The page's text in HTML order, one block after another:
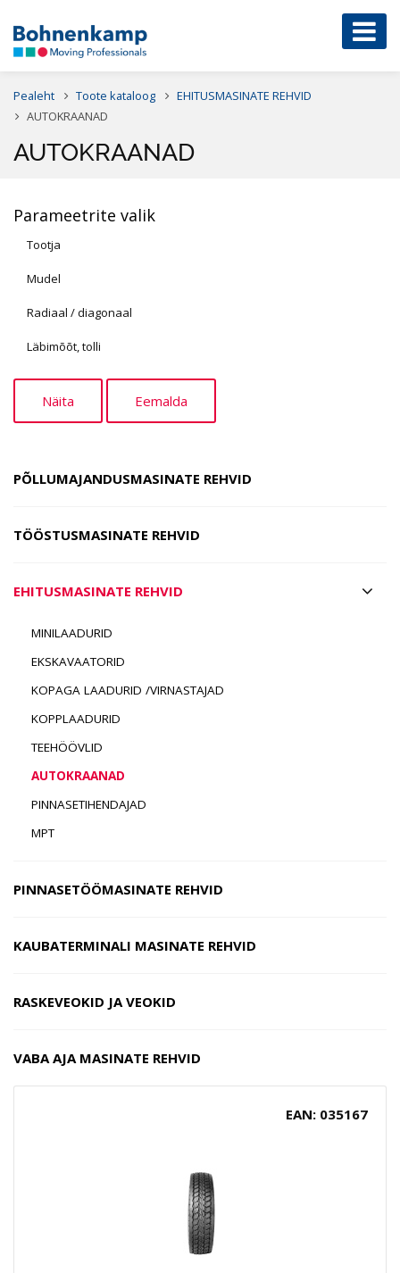
Pealeht Toote kataloog
EHITUSMASINATE REHVID
AUTOKRAANAD
AUTOKRAANAD
Parameetrite valik
Tootja
Mudel
Radiaal / diagonaal
Läbimõõt, tolli
PÕLLUMAJANDUSMASINATE REHVID
TÖÖSTUSMASINATE REHVID
EHITUSMASINATE REHVID
MINILAADURID
EKSKAVAATORID
KOPAGA LAADURID /VIRNASTAJAD
KOPPLAADURID
TEEHÖÖVLID
AUTOKRAANAD
PINNASETIHENDAJAD
MPT
PINNASETÖÖMASINATE REHVID
KAUBATERMINALI MASINATE REHVID
RASKEVEOKID JA VEOKID
VABA AJA MASINATE REHVID
EAN: 035167